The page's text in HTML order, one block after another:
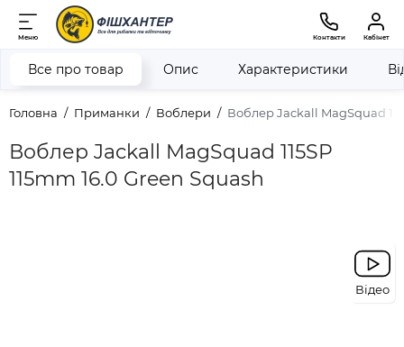
Меню Контакти Кабінет
Головна Приманки Воблери Воблер Jackall MagSquad
Воблер Jackall MagSquad 115SP
115mm 16.0 Green Squash
Все про товар Опис Характеристики
Відео